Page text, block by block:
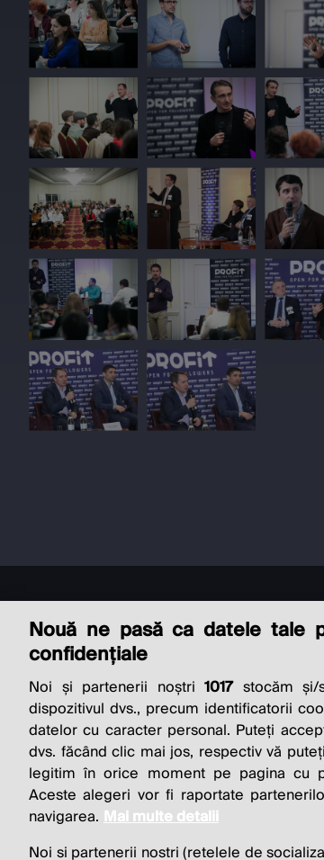
Nouă ne pasă ca datele tale
confidențiale
Noi și partenerii noștri1017stocăm și/
dispozitivul dvs., precum identificatorii
datelor cu caracter personal. Puteți
dvs. făcând clic mai jos, respectiv vă
legitim în orice moment pe pagina cu
Aceste alegeri vor fi raportate
navigarea. Mai multe detalii
Noi si partenerii nostri (retelele de